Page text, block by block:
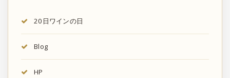
20日ワインの日
Blog
HP